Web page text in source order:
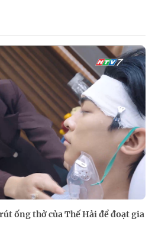
ống thở của Thế Hải để đoạt gia